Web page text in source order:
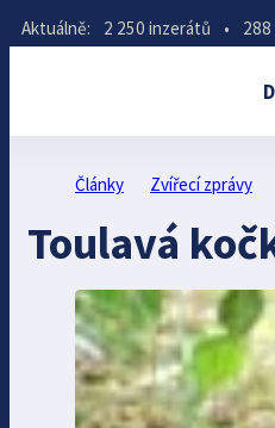
Aktuálně: 2 250 inzerátů •
Články Zvířecí zprávy
Toulavá